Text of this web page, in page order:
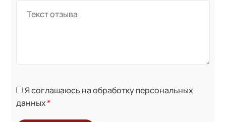
Я соглашаюсь на обработку персональных
данных*